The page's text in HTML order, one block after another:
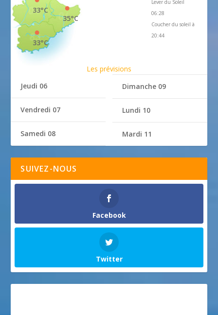
35°C
33°C
33°C
Lever du Soleil
06:28
Coucher du soleil à
20:44
Les prévisions
Jeudi 06
Vendredi 07
Samedi 08
Dimanche 09
Lundi 10
Mardi 11
SUIVEZ-NOUS
Facebook
Twitter